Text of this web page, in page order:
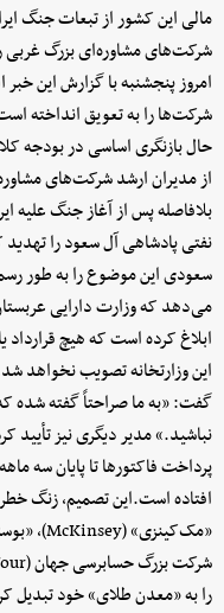
مالی این کشور از تبعات جنگ
شرکت‌های مشاوره‌ای بزرگ غربی
امروز پنجشنبه با گزارش این
شرکت‌ها را به تعویق انداخته
حال بازنگری اساسی در بودجه
از مدیران ارشد شرکت‌های
بلافاصله پس از آغاز جنگ علیه
نفتی پادشاهی آل سعود را
سعودی این موضوع را به طور
می‌دهد که وزارت دارایی
ابلاغ کرده است که هیچ
این وزارتخانه تصویب نخواهد
گفت: «به ما صراحتاً گفته شده
نباشید.» مدیر دیگری نیز تأیید
پرداخت فاکتورها تا پایان سه
افتاده است.این تصمیم، زنگ
را به «معدن طلای» خود تبدیل